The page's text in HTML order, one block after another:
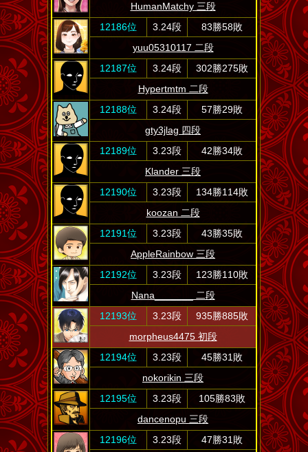
HumanMatchy 三段
12186位
3.24段
83勝58敗
yuu05310117 二段
12187位
3.24段
302勝275敗
Hypertmtm 二段
12188位
3.24段
57勝29敗
gty3jlag 四段
12189位
3.23段
42勝34敗
Klander 三段
12190位
3.23段
134勝114敗
koozan 二段
12191位
3.23段
43勝35敗
AppleRainbow 三段
12192位
3.23段
123勝110敗
Nana_______ 二段
12193位
3.23段
935勝885敗
morpheus4475 初段
12194位
3.23段
45勝31敗
nokorikin 三段
12195位
3.23段
105勝83敗
dancenopu 三段
12196位
3.23段
47勝31敗